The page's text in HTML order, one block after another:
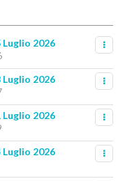
Luglio 2026
Luglio 2026
Luglio 2026
Luglio 2026